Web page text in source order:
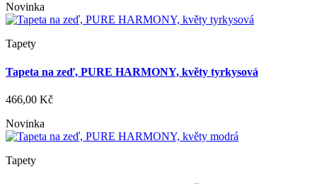
Novinka
Tapety
Tapeta na zeď, PURE HARMONY, květy tyrkysová
466,00 Kč
Novinka
Tapety